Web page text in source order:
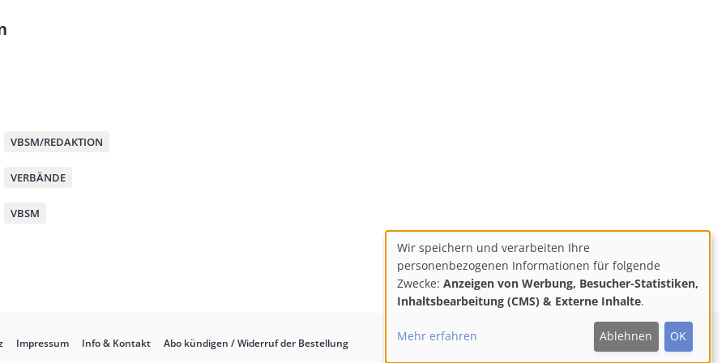
VBSM/REDAKTION
VERBÄNDE
VBSM
Impressum Info & Kontakt Abo kündigen / Widerruf der Bestellung Y
Use
of
personal
Wir speichern und verarbeiten Ihre
personenbezogenen Informationen für folgende
Zwecke: Anzeigen von Werbung, Besucher-Statistiken,
Inhaltsbearbeitung (CMS) & Externe Inhalte.
Mehr erfahren Ablehnen OK